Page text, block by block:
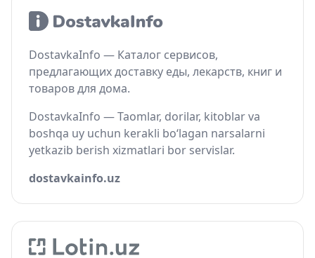
DostavkaInfo — Каталог сервисов,
предлагающих доставку еды, лекарств, книг и
товаров для дома.
DostavkaInfo — Taomlar, dorilar, kitoblar va
boshqa uy uchun kerakli bo‘lagan narsalarni
yetkazib berish xizmatlari bor servislar.
dostavkainfo.uz